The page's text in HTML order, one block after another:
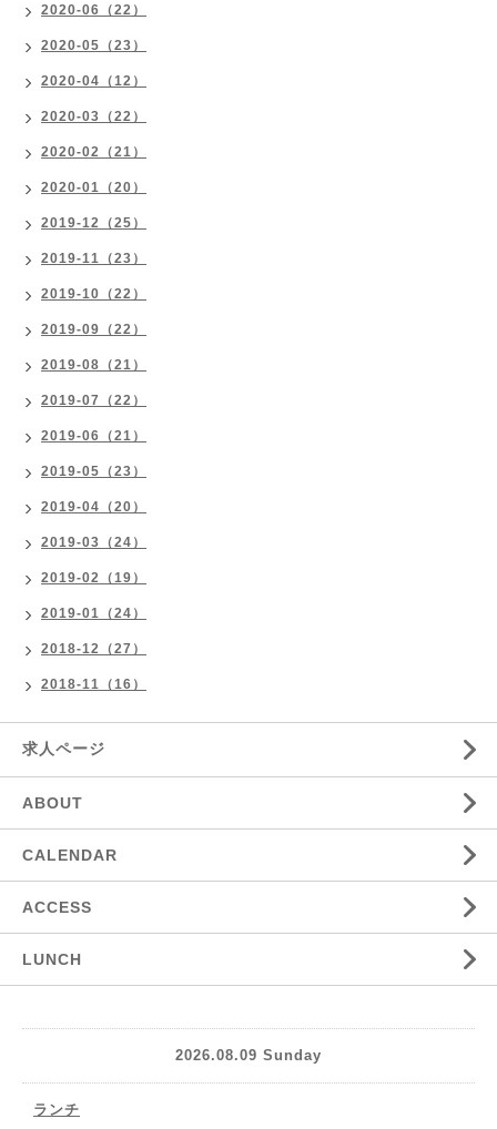
2020-06（22）
2020-05（23）
2020-04（12）
2020-03（22）
2020-02（21）
2020-01（20）
2019-12（25）
2019-11（23）
2019-10（22）
2019-09（22）
2019-08（21）
2019-07（22）
2019-06（21）
2019-05（23）
2019-04（20）
2019-03（24）
2019-02（19）
2019-01（24）
2018-12（27）
2018-11（16）
求人ページ
ABOUT
CALENDAR
ACCESS
LUNCH
2026.08.09 Sunday
ランチ